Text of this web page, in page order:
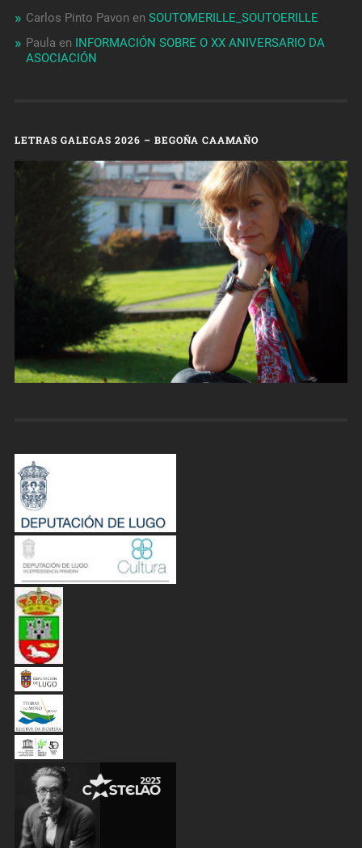
Carlos Pinto Pavon en SOUTOMERILLE_SOUTOERILLE
Paula en INFORMACIÓN SOBRE O XX ANIVERSARIO DA
ASOCIACIÓN
LETRAS GALEGAS 2026 – BEGOÑA CAAMAÑO